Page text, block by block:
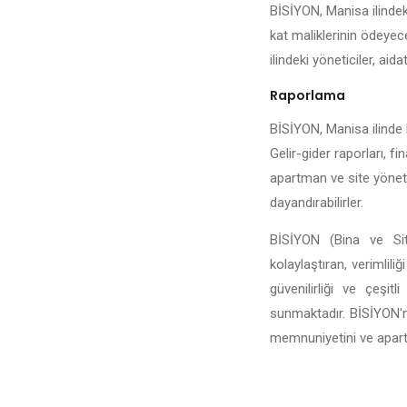
BİSİYON, Manisa
kat maliklerinin
ilindeki yöneticiler,
Raporlama
BİSİYON, Manisa
Gelir-gider raporları,
apartman ve site
dayandırabilirler.
BİSİYON (Bina ve
kolaylaştıran,
güvenilirliği ve
sunmaktadır.
memnuniyetini ve